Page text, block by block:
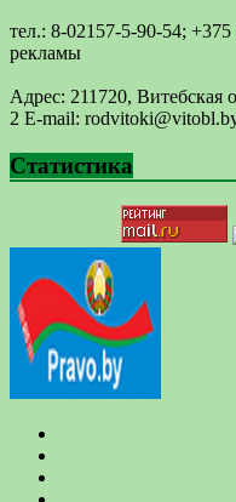
тел.: 8-02157-5-90-54;
рекламы
Адрес: 211720, Витебская
2 E-mail:
Статистика